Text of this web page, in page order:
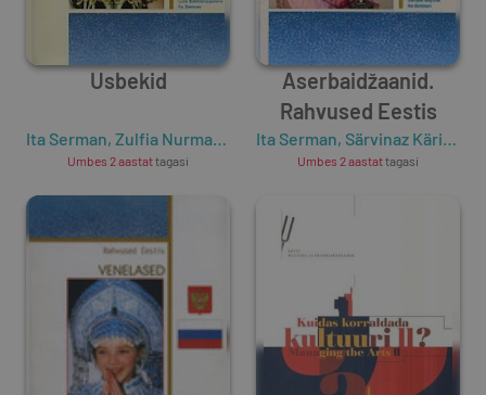
Usbekid
Ita Serman, Zulfia Nurmanova Lola Sahhibnazarova
Umbes 2 aastattagasi
Aserbaidžaanid.
Rahvused Eestis
Ita Serman, Särvinaz Kärimova
Umbes 2 aastattagasi